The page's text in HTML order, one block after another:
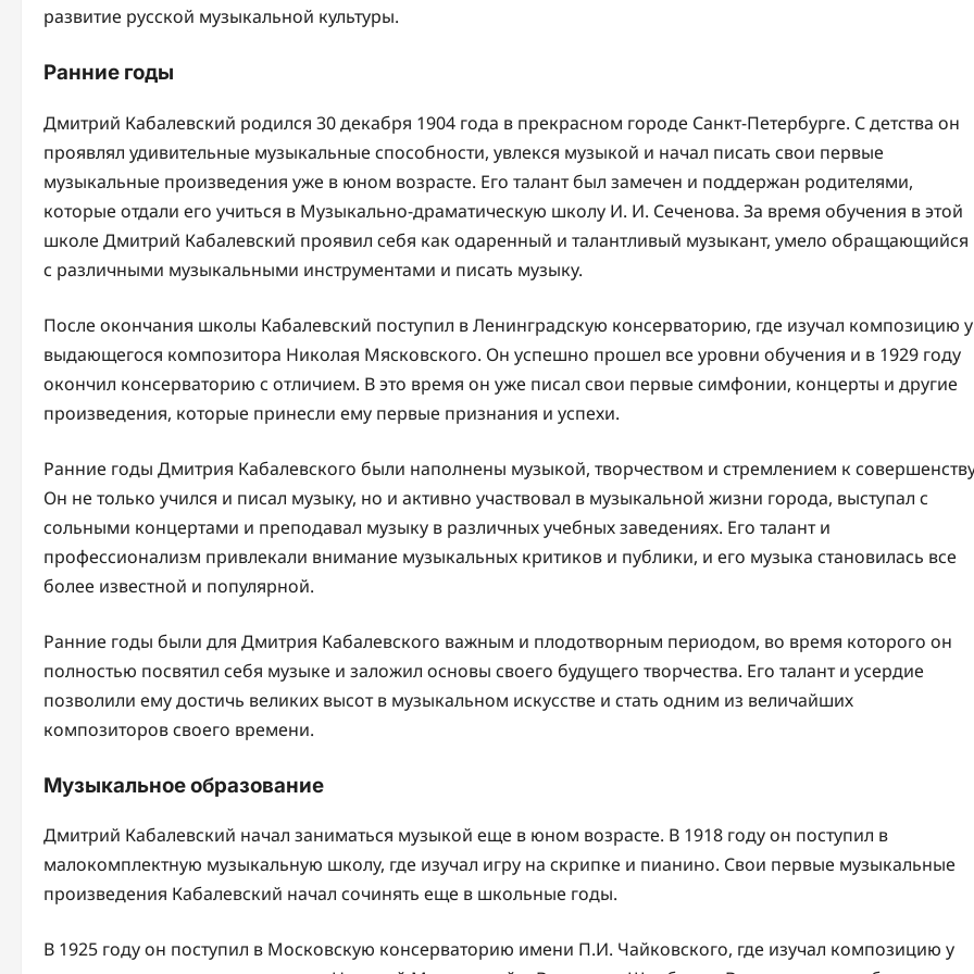
развитие русской музыкальной культуры.
Ранние годы
Дмитрий Кабалевский родился 30 декабря 1904 года в прекрасном городе Санкт-Петербурге. С детства он
проявлял удивительные музыкальные способности, увлекся музыкой и начал писать свои первые
музыкальные произведения уже в юном возрасте. Его талант был замечен и поддержан родителями,
которые отдали его учиться в Музыкально-драматическую школу И. И. Сеченова. За время обучения в этой
школе Дмитрий Кабалевский проявил себя как одаренный и талантливый музыкант, умело обращающийся
с различными музыкальными инструментами и писать музыку.
После окончания школы Кабалевский поступил в Ленинградскую консерваторию, где изучал композицию у
выдающегося композитора Николая Мясковского. Он успешно прошел все уровни обучения и в 1929 году
окончил консерваторию с отличием. В это время он уже писал свои первые симфонии, концерты и другие
произведения, которые принесли ему первые признания и успехи.
Ранние годы Дмитрия Кабалевского были наполнены музыкой, творчеством и стремлением к
Он не только учился и писал музыку, но и активно участвовал в музыкальной жизни города, выступал с
сольными концертами и преподавал музыку в различных учебных заведениях. Его талант и
профессионализм привлекали внимание музыкальных критиков и публики, и его музыка становилась все
более известной и популярной.
Ранние годы были для Дмитрия Кабалевского важным и плодотворным периодом, во время которого он
полностью посвятил себя музыке и заложил основы своего будущего творчества. Его талант и усердие
позволили ему достичь великих высот в музыкальном искусстве и стать одним из величайших
композиторов своего времени.
Музыкальное образование
Дмитрий Кабалевский начал заниматься музыкой еще в юном возрасте. В 1918 году он поступил в
малокомплектную музыкальную школу, где изучал игру на скрипке и пианино. Свои первые музыкальные
произведения Кабалевский начал сочинять еще в школьные годы.
В 1925 году он поступил в Московскую консерваторию имени П.И. Чайковского, где изучал композицию у